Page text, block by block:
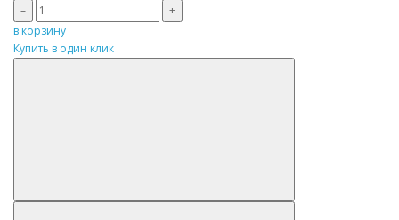
–
+
в корзину
Купить в один клик